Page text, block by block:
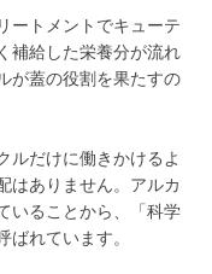
ートメントでキューテ
補給した栄養分が流れ
が蓋の役割を果たすの
ルだけに働きかけるよ
はありません。アルカ
いることから、「科学
ばれています。